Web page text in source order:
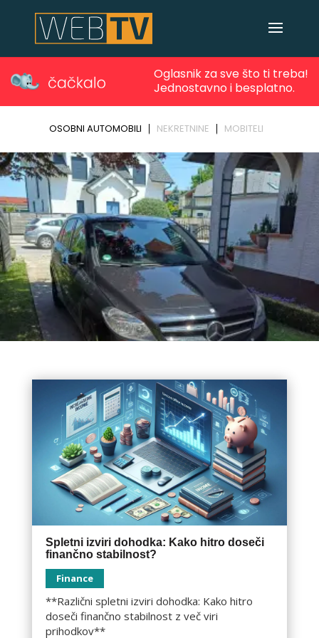
Spletni izviri dohodka: Kako hitro doseči
finančno stabilnost?
Finance
**Različni spletni izviri dohodka: Kako hitro
doseči finančno stabilnost z več viri
prihodkov**